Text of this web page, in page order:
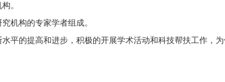
。
机构的专家学者组成。
平的提高和进步，积极的开展学术活动和科技帮扶工作，